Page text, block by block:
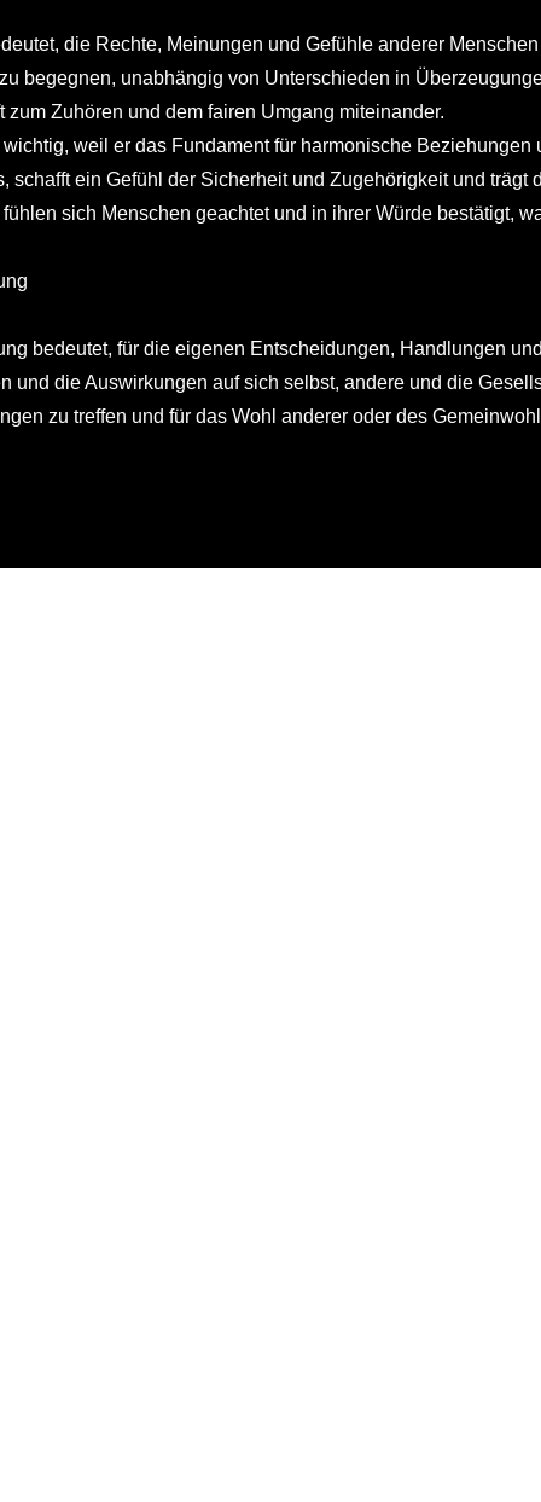
die Rechte, Meinungen und Gefühle anderer
begegnen, unabhängig von Unterschieden in
zum Zuhören und dem fairen Umgang miteinander.
weil er das Fundament für harmonische
schafft ein Gefühl der Sicherheit und Zugehörigkeit und
sich Menschen geachtet und in ihrer Würde bestätigt,
bedeutet, für die eigenen Entscheidungen, Handlungen
und die Auswirkungen auf sich selbst, andere und die
zu treffen und für das Wohl anderer oder des